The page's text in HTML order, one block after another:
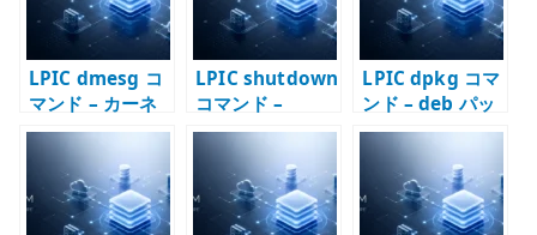
LPIC dmesg コ
マンド – カーネ
ルメッセージを
確認する
LPIC shutdown
コマンド –
Linux を安全に
停止・再起動す
LPIC dpkg コマ
ンド – deb パッ
ケージを直接扱
う